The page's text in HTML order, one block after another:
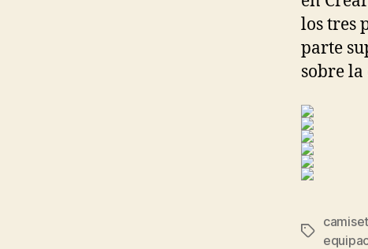
los tres
parte
sobre
Etiquetas